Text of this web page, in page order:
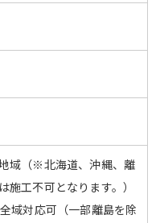
域（※北海道、沖縄、離
施工不可となります。）
域対応可（一部離島を除